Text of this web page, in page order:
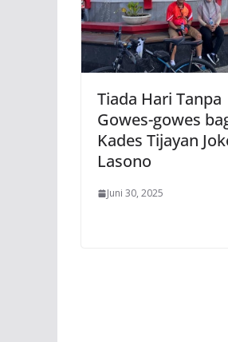
Tiada Hari Tanpa
Gowes-gowes
Kades Tijayan
Lasono
Juni 30, 2025